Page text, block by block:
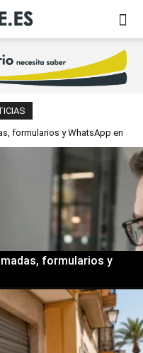
formularios y WhatsApp en
formularios y